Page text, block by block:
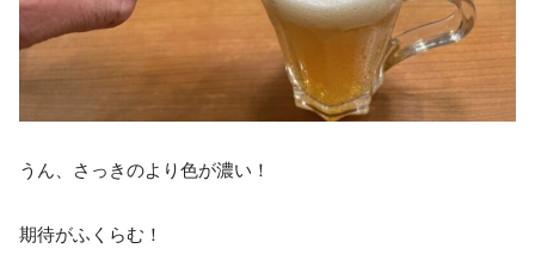
うん、さっきのより色が濃い！
期待がふくらむ！